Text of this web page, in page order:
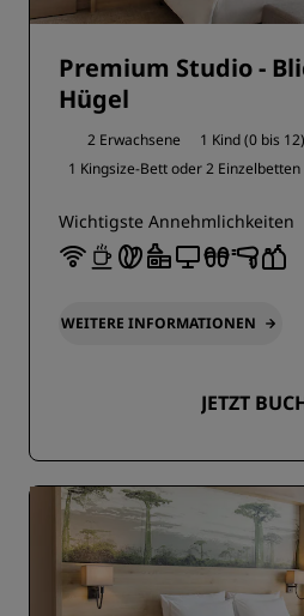
Premium Studio -
Hügel
2 Erwachsene
1 Kind (0 bis 12)
1 Kingsize-Bett oder2 Einzelbetten
Wichtigste Annehmlichkeiten
WEITERE INFORMATIONEN
JETZT